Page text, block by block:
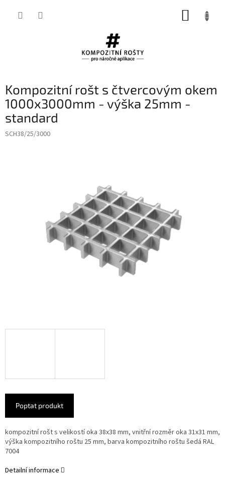
Kompozitní rošt s čtvercovým okem
1000x3000mm - výška 25mm -
standard
SCH38/25/3000
Poptat produkt
kompozitní rošt s velikostí oka 38x38 mm, vnitřní rozměr oka 31x31 mm,
výška kompozitního roštu 25 mm, barva kompozitního roštu šedá RAL
7004
Detailní informace